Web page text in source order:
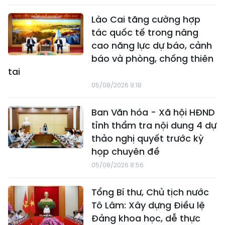
Lào Cai tăng cường hợp
tác quốc tế trong nâng
cao năng lực dự báo, cảnh
báo và phòng, chống thiên
tai
05/08/2026 9:18
Ban Văn hóa - Xã hội HĐND
tỉnh thẩm tra nội dung 4 dự
thảo nghị quyết trước kỳ
họp chuyên đề
05/08/2026 8:56
Tổng Bí thư, Chủ tịch nước
Tô Lâm: Xây dựng Điều lệ
Đảng khoa học, dễ thực